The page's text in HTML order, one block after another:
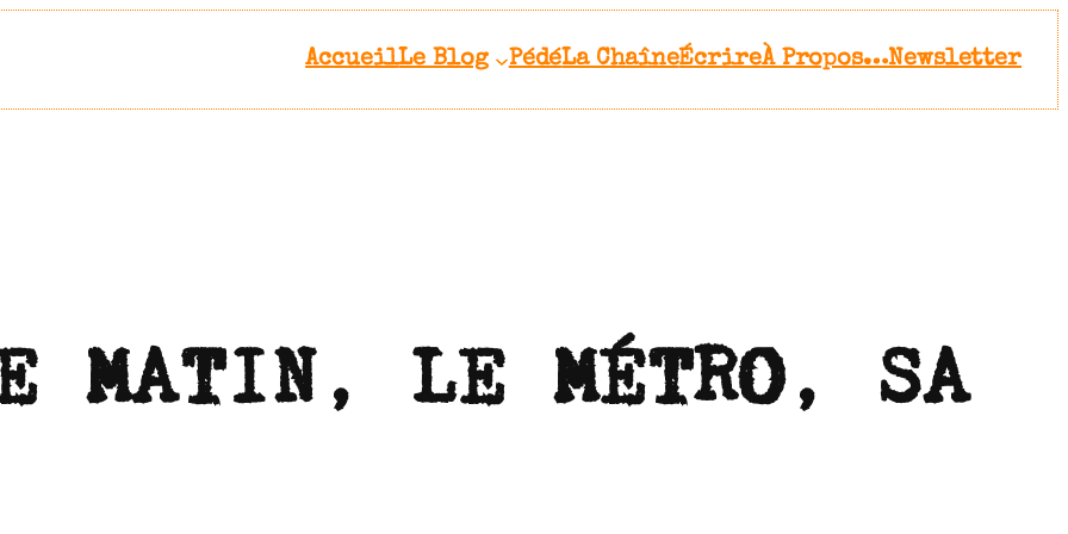
AccueilLe Blog PédéLa ChaîneÉcrireÀ Propos…Newsletter
MATIN, LE MÉTRO, SA